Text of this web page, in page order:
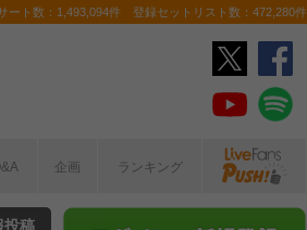
ト数：1,493,094件 登録セットリスト数：472,280件
企画 ランキング
投稿